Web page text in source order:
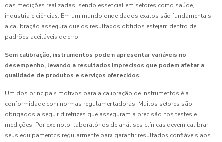
das medições realizadas, sendo essencial em setores como saúde,
indústria e ciências. Em um mundo onde dados exatos são fundamentais,
a calibração assegura que os resultados obtidos estejam dentro de
padrões aceitáveis de erro.
Sem calibração, instrumentos podem apresentar variáveis no
desempenho, levando a resultados imprecisos que podem afetar a
qualidade de produtos e serviços oferecidos.
Um dos principais motivos para a calibração de instrumentos é a
conformidade com normas regulamentadoras. Muitos setores são
obrigados a seguir diretrizes que asseguram a precisão nos testes e
medições. Por exemplo, laboratórios de análises clínicas devem calibrar
seus equipamentos regularmente para garantir resultados confiáveis aos